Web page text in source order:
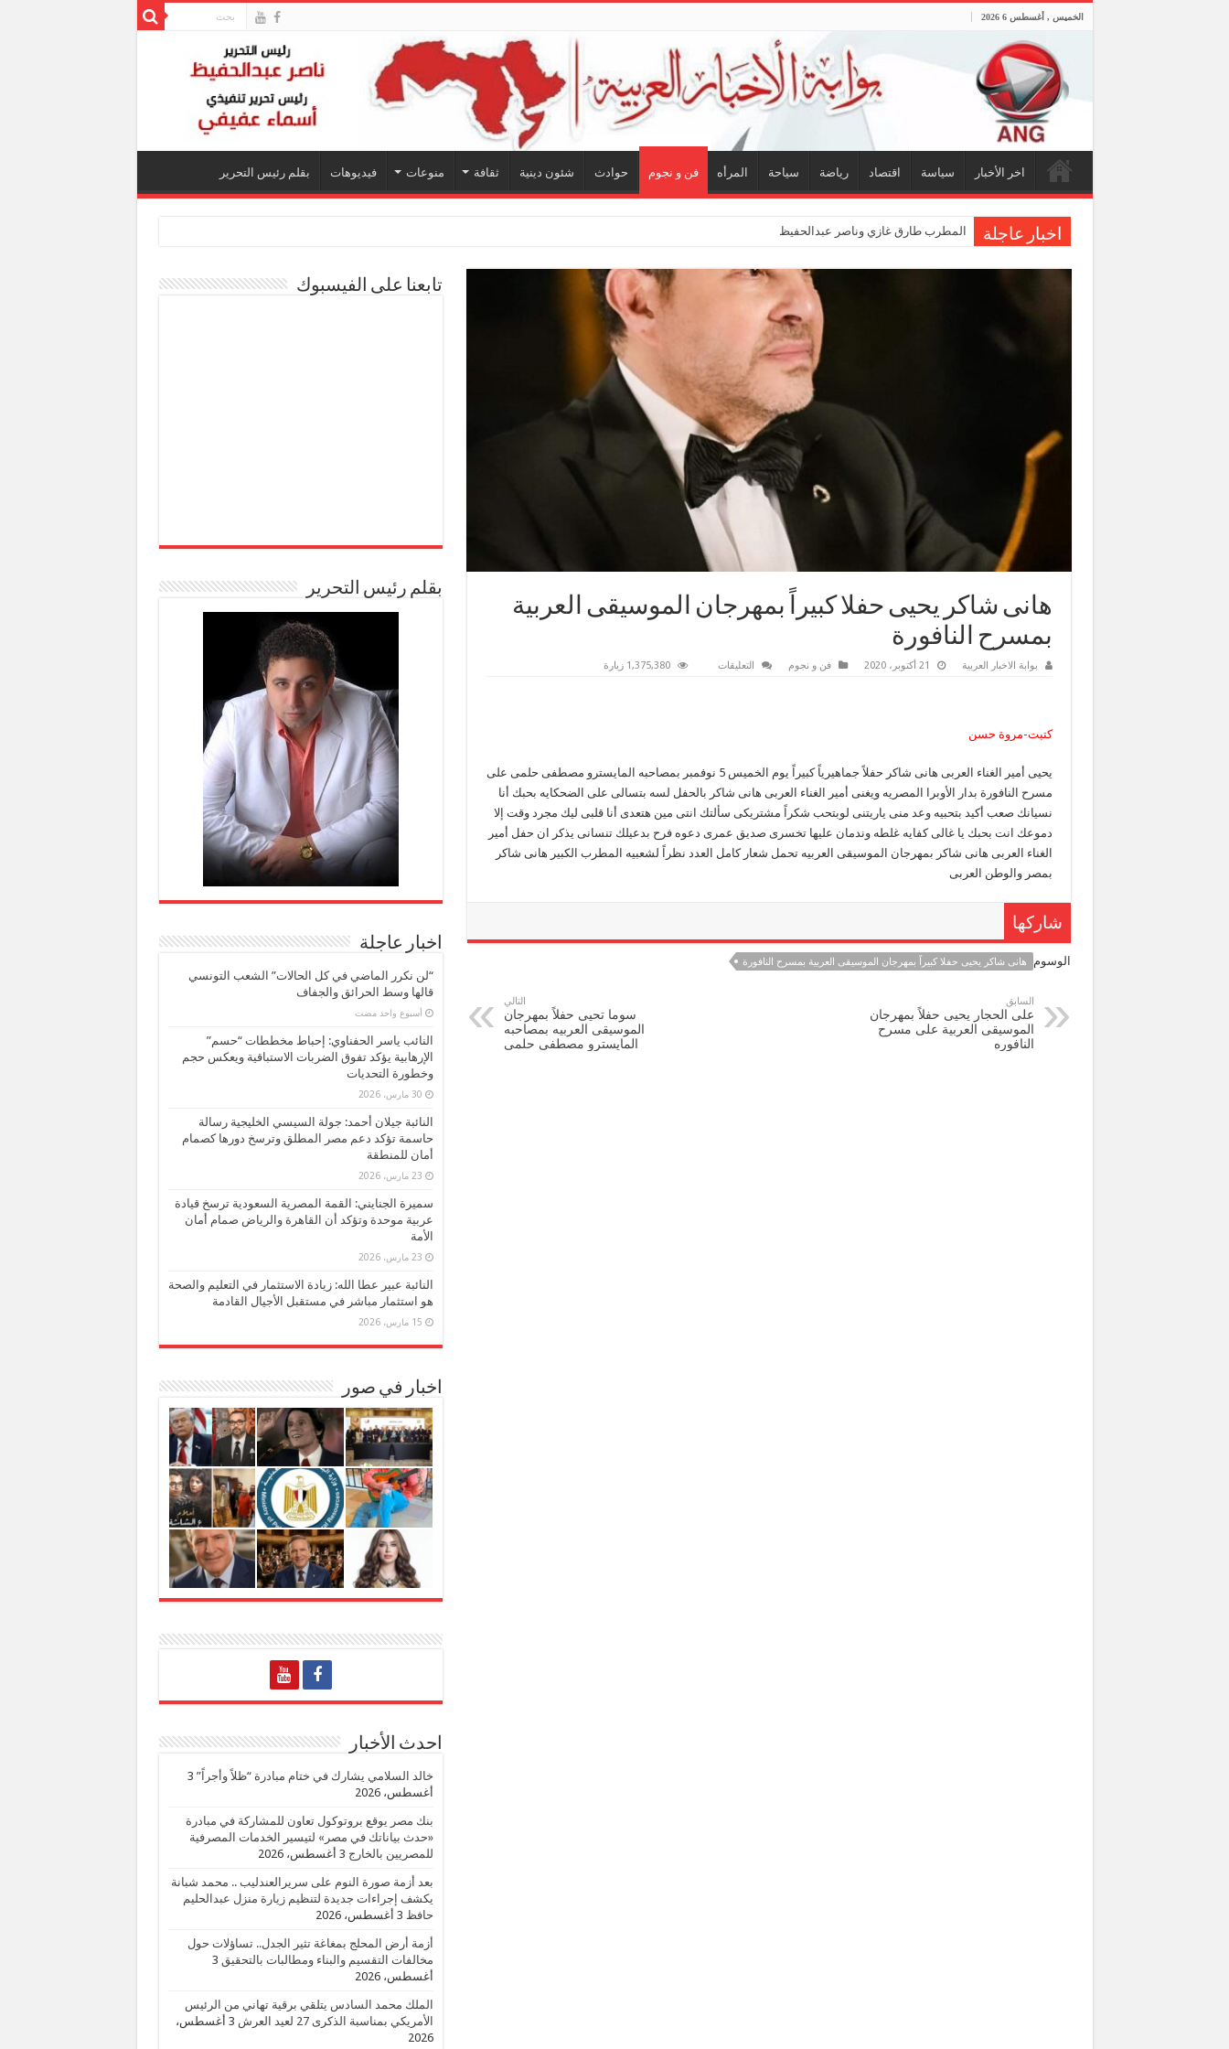
الخميس , أغسطس 6 2026
اخر الأخبار سياسة اقتصاد رياضة سياحة المرأه فن و نجوم حوادث شئون دينية ثقافة منوعات فيديوهات بقلم رئيس التحرير
اخبار عاجلة المطرب طارق غازي وناصر عبدالحفيظ.. شراكة فنية
هانى شاكر يحيى حفلا كبيراً بمهرجان الموسيقى العربية
بمسرح النافورة
بوابة الاخبار العربية 21 أكتوبر، 2020 فن و نجوم التعليقات
بمسرح
النافورة
مغلقة
1,375,380 زيارة
كتبت-مروة حسن
يحيى أمير الغناء العربى هانى شاكر حفلاً جماهيرياً كبيراً يوم الخميس 5 نوفمبر بمصاحبه المايسترو مصطفى حلمى على
مسرح النافورة بدار الأوبرا المصريه ويغنى أمير الغناء العربى هانى شاكر بالحفل لسه بتسالى على الضحكايه بحبك أنا
نسيانك صعب أكيد بتحبيه وعد منى ياريتنى لوبتحب شكراً مشتريكى سألتك انتى مين هتعدى أنا قلبى ليك مجرد وقت إلا
دموعك انت بحبك يا غالى كفايه غلطه وندمان عليها تخسرى صديق عمرى دعوه فرح بدعيلك تنسانى يذكر ان حفل أمير
الغناء العربى هانى شاكر بمهرجان الموسيقى العربيه تحمل شعار كامل العدد نظراً لشعبيه المطرب الكبير هانى شاكر
بمصر والوطن العربى
شاركها
الوسوم هانى شاكر يحيى حفلا كبيراً بمهرجان الموسيقى العربية بمسرح النافورة
السابق
على الحجار يحيى حفلاً بمهرجان
الموسيقى العربية على مسرح
النافوره
التالي
سوما تحيى حفلاً بمهرجان
الموسيقى العربيه بمصاحبه
المايسترو مصطفى حلمى
تابعنا على الفيسبوك
بقلم رئيس التحرير
اخبار عاجلة
“لن نكرر الماضي في كل الحالات” الشعب التونسي
قالها وسط الحرائق والجفاف
‏أسبوع واحد مضت
النائب ياسر الحفناوي: إحباط مخططات “حسم”
الإرهابية يؤكد تفوق الضربات الاستباقية ويعكس حجم
وخطورة التحديات
30 مارس، 2026
النائبة جيلان أحمد: جولة السيسي الخليجية رسالة
حاسمة تؤكد دعم مصر المطلق وترسخ دورها كصمام
أمان للمنطقة
23 مارس، 2026
سميرة الجنايني: القمة المصرية السعودية ترسخ قيادة
عربية موحدة وتؤكد أن القاهرة والرياض صمام أمان
الأمة
23 مارس، 2026
النائبة عبير عطا الله: زيادة الاستثمار في التعليم والصحة
هو استثمار مباشر في مستقبل الأجيال القادمة
15 مارس، 2026
اخبار في صور
احدث الأخبار
خالد السلامي يشارك في ختام مبادرة “ظلاً وأجراً” 3
أغسطس، 2026
بنك مصر يوقع بروتوكول تعاون للمشاركة في مبادرة
«حدث بياناتك في مصر» لتيسير الخدمات المصرفية
للمصريين بالخارج 3 أغسطس، 2026
بعد أزمة صورة النوم على سريرالعندليب .. محمد شبانة
يكشف إجراءات جديدة لتنظيم زيارة منزل عبدالحليم
حافظ 3 أغسطس، 2026
أزمة أرض المحلج بمغاغة تثير الجدل.. تساؤلات حول
مخالفات التقسيم والبناء ومطالبات بالتحقيق 3
أغسطس، 2026
الملك محمد السادس يتلقي برقية تهاني من الرئيس
الأمريكي بمناسبة الذكرى 27 لعيد العرش
3 أغسطس،
2026